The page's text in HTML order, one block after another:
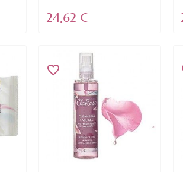
24,62 €
favorite_border